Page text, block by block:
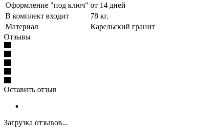
Оформление "под ключ" от 14 дней
В комплект входит
78 кг.
Материал
Карельский гранит
Отзывы
Оставить отзыв
Загрузка отзывов...